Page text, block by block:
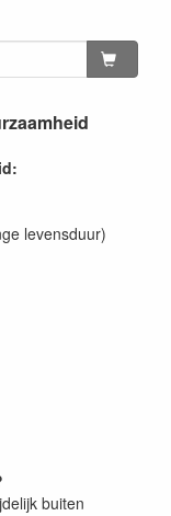
buiten